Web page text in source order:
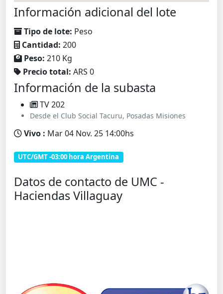
Información adicional del lote
Tipo de lote: Peso
Cantidad: 200
Peso: 210 Kg
Precio total: ARS 0
Información de la subasta
TV 202
Desde el Club Social Tacuru, Posadas Misiones
Vivo : Mar 04 Nov. 25 14:00hs
UTC/GMT -03:00 hora Argentina
Datos de contacto de UMC -
Haciendas Villaguay